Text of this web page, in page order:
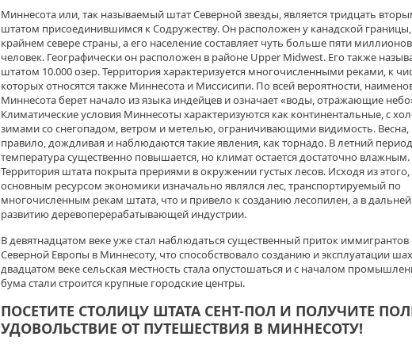
Миннесота или, так называемый штат Северной звезды, является тридцать
штатом присоединившимся к Содружеству. Он расположен у канадской
крайнем севере страны, а его население составляет чуть больше пяти миллионов
человек. Географически он расположен в районе Upper Midwest. Его также
штатом 10.000 озер. Территория характеризуется многочисленными реками, к
которых относятся также Миннесота и Миссисипи. По всей вероятности,
Миннесота берет начало из языка индейцев и означает «воды, отражающие
Климатические условия Миннесоты характеризуются как континентальные, с
зимами со снегопадом, ветром и метелью, ограничивающими видимость. Весна,
правило, дождливая и наблюдаются такие явления, как торнадо. В летний период
температура существенно повышается, но климат остается достаточно влажным.
Территория штата покрыта прериями в окружении густых лесов. Исходя из этого,
основным ресурсом экономики изначально являлся лес, транспортируемый по
многочисленным рекам штата, что и привело к созданию лесопилен, а в
развитию деревоперерабатывающей индустрии.
В девятнадцатом веке уже стал наблюдаться существенный приток иммигрантов
Северной Европы в Миннесоту, что способствовало созданию и эксплуатации
двадцатом веке сельская местность стала опустошаться и с началом
бума стали строится крупные городские центры.
ПОСЕТИТЕ СТОЛИЦУ ШТАТА СЕНТ-ПОЛ И ПОЛУЧИТЕ
УДОВОЛЬСТВИЕ ОТ ПУТЕШЕСТВИЯ В МИННЕСОТУ!